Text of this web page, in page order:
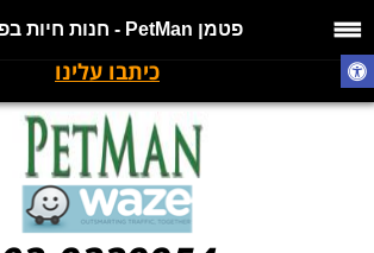
פטמן PetMan - חנות חיות בפת...
כיתבו עלינו